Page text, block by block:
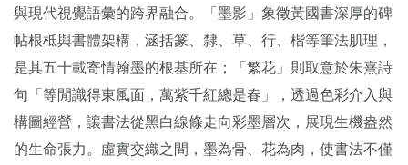
與現代視覺語彙的跨界融合。「墨影」象徵黃國書深厚的碑
帖根柢與書體架構，涵括篆、隸、草、行、楷等筆法肌理，
是其五十載寄情翰墨的根基所在；「繁花」則取意於朱熹詩
句「等閒識得東風面，萬紫千紅總是春」，透過色彩介入與
構圖經營，讓書法從黑白線條走向彩墨層次，展現生機盎然
的生命張力。虛實交織之間，墨為骨、花為肉，使書法不僅